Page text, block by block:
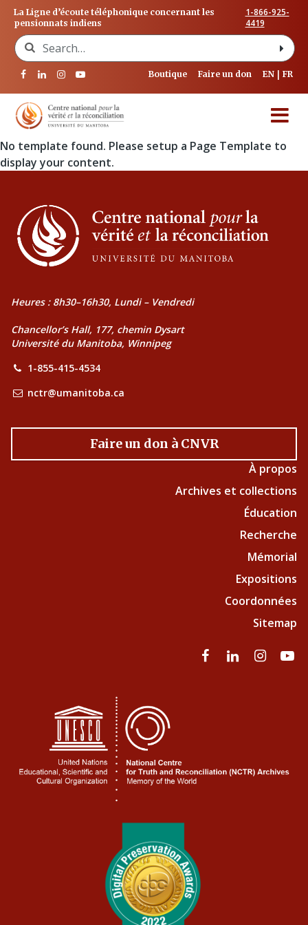
La Ligne d’écoute téléphonique concernant les
pensionnats indiens
1-866-925-
4419
Search for:
Boutique Faire un don EN FR
No template found. Please setup a Page Template to
display your content.
Heures : 8h30–16h30, Lundi – Vendredi
Chancellor’s Hall, 177, chemin Dysart
Université du Manitoba, Winnipeg
1-855-415-4534
nctr@umanitoba.ca
Faire un don à CNVR
À propos
Archives et collections
Éducation
Recherche
Mémorial
Expositions
Coordonnées
Sitemap